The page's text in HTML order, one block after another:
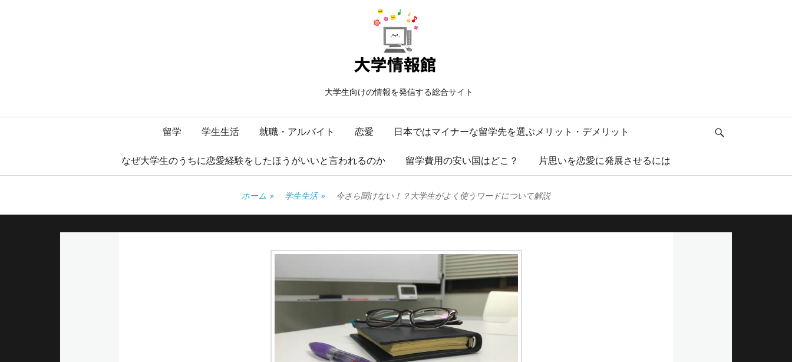
大学生向けの情報を発信する総合サイト
留学 学生生活 就職・アルバイト 恋愛 日本ではマイナーな留学先を選ぶメリット・デメリット
なぜ大学生のうちに恋愛経験をしたほうがいいと言われるのか 留学費用の安い国はどこ？ 片思いを恋愛に発展させるには
ホーム » 学生生活 » 今さら聞けない！？大学生がよく使うワードについて解説